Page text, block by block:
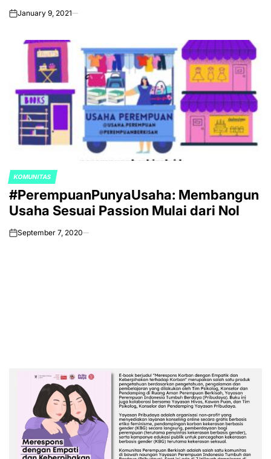
onJanuary 9, 2021
POSTED
IN
KOMUNITAS
#PerempuanPunyaUsaha: Membangun
Usaha Sesuai Passion Mulai dari Nol
onSeptember 7, 2020